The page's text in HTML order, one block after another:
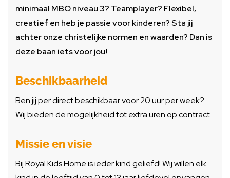
minimaal MBO niveau 3? Teamplayer? Flexibel,
creatief en heb je passie voor kinderen? Sta jij
achter onze christelijke normen en waarden? Dan is
deze baan iets voor jou!
Beschikbaarheid
Ben jij per direct beschikbaar voor 20 uur per week?
Wij bieden de mogelijkheid tot extra uren op contract.
Missie en visie
Bij Royal Kids Home is ieder kind geliefd! Wij willen elk